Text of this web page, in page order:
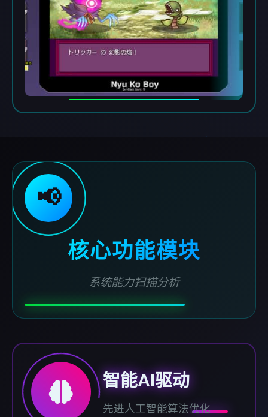
📢
核心功能模块
系统能力扫描分析
智能AI驱动
先进人工智能算法优化